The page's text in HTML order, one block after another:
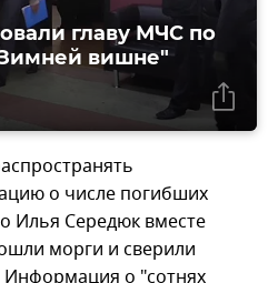
главу МЧС по
вишне"
о числе погибших
Илья Середюк вместе
морги и сверили
Информация о "сотнях